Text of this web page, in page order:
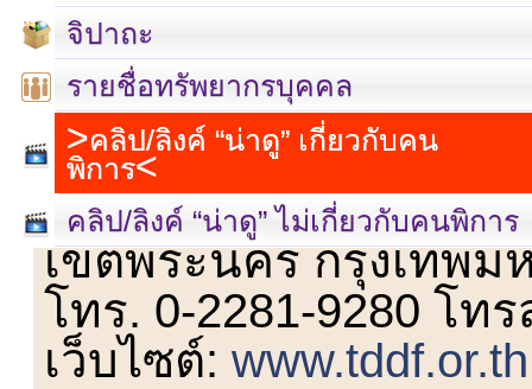
จิปาถะ
รายชื่อทรัพยากรบุคคล
คลิป/ลิงค์ “น่าดู” เกี่ยวกับคน
พิการ
คลิป/ลิงค์ “น่าดู” ไม่เกี่ยวกับคนพิการ
เลขที่ 23 ชั้น 2 ถนนวิ
เขตพระนคร กรุงเทพม
โทร. 0-2281-9280 โท
เว็บไซต์:www.tddf.or.th